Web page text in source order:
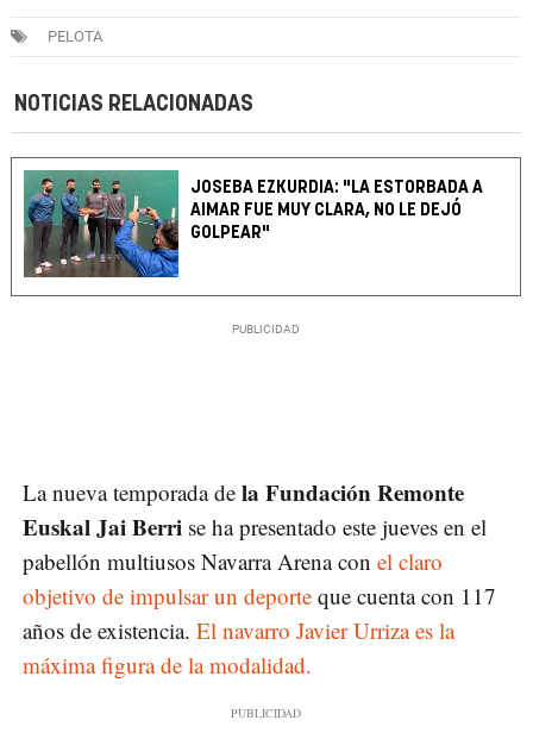
PELOTA
NOTICIAS RELACIONADAS
JOSEBA EZKURDIA: "LA ESTORBADA A
AIMAR FUE MUY CLARA, NO LE DEJÓ
GOLPEAR"
La nueva temporada de la Fundación Remonte
Euskal Jai Berri se ha presentado este jueves en el
pabellón multiusos Navarra Arena con el claro
objetivo de impulsar un deporte que cuenta con 117
años de existencia. El navarro Javier Urriza es la
máxima figura de la modalidad.